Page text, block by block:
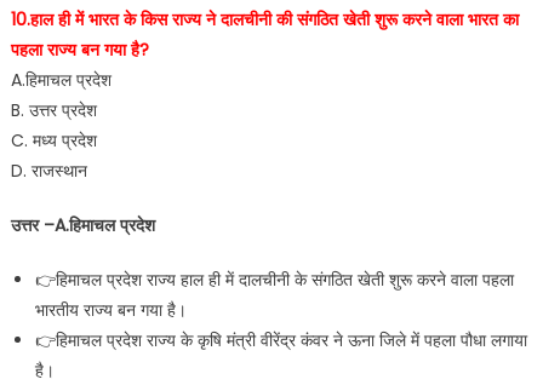
10.हाल ही में भारत के किस राज्य ने दालचीनी की संगठित खेती शुरू करने वाला भारत का
पहला राज्य बन गया है?
A.हिमाचल प्रदेश
B. उत्तर प्रदेश
C. मध्य प्रदेश
D. राजस्थान
उत्तर –A.हिमाचल प्रदेश
👉हिमाचल प्रदेश राज्य हाल ही में दालचीनी के संगठित खेती शुरू करने वाला पहला
भारतीय राज्य बन गया है।
👉हिमाचल प्रदेश राज्य के कृषि मंत्री वीरेंद्र कंवर ने ऊना जिले में पहला पौधा लगाया
है।